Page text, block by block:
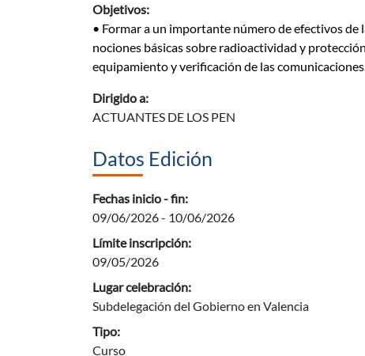
Objetivos:
• Formar a un importante número de efectivos de
nociones básicas sobre radioactividad y
equipamiento y verificación de las
Dirigido a:
ACTUANTES DE LOS PEN
Datos Edición
Fechas inicio - fin:
09/06/2026 - 10/06/2026
Límite inscripción:
09/05/2026
Lugar celebración:
Subdelegación del Gobierno en Valencia
Tipo:
Curso